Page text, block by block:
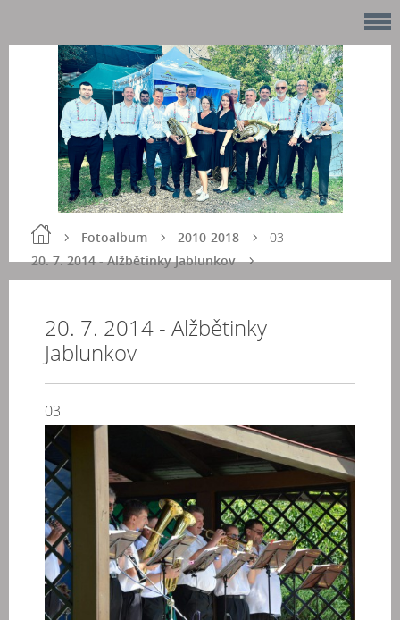
Fotoalbum
2010-2018
20. 7. 2014 - Alžbětinky Jablunkov
03
20. 7. 2014 - Alžbětinky
Jablunkov
03